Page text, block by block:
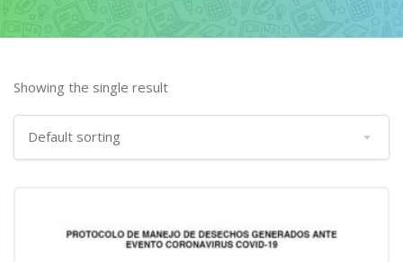
Showing the single result